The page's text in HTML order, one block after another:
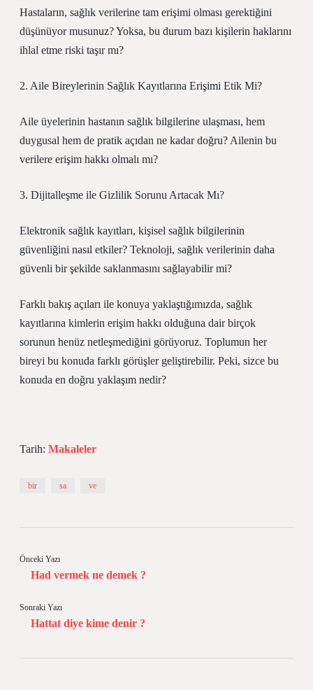
Hastaların, sağlık verilerine tam erişimi olması gerektiğini
düşünüyor musunuz? Yoksa, bu durum bazı kişilerin haklarını
ihlal etme riski taşır mı?
2. Aile Bireylerinin Sağlık Kayıtlarına Erişimi Etik Mi?
Aile üyelerinin hastanın sağlık bilgilerine ulaşması, hem
duygusal hem de pratik açıdan ne kadar doğru? Ailenin bu
verilere erişim hakkı olmalı mı?
3. Dijitalleşme ile Gizlilik Sorunu Artacak Mı?
Elektronik sağlık kayıtları, kişisel sağlık bilgilerinin
güvenliğini nasıl etkiler? Teknoloji, sağlık verilerinin daha
güvenli bir şekilde saklanmasını sağlayabilir mi?
Farklı bakış açıları ile konuya yaklaştığımızda, sağlık
kayıtlarına kimlerin erişim hakkı olduğuna dair birçok
sorunun henüz netleşmediğini görüyoruz. Toplumun her
bireyi bu konuda farklı görüşler geliştirebilir. Peki, sizce bu
konuda en doğru yaklaşım nedir?
Tarih: Makaleler
bir sa ve
Önceki Yazı
Had vermek ne demek ?
Sonraki Yazı
Hattat diye kime denir ?